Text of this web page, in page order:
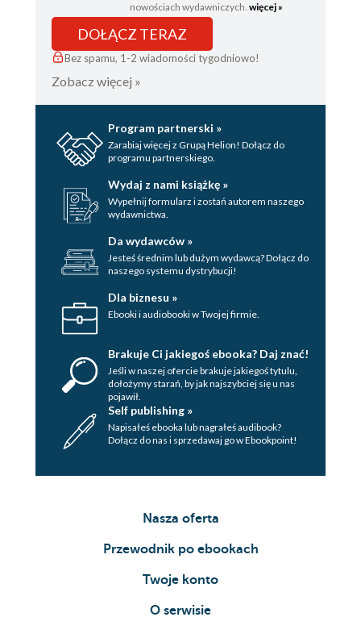
nowościach wydawniczych. więcej »
DOŁĄCZ TERAZ
Bez spamu, 1-2 wiadomości tygodniowo!
Zobacz więcej »
Program partnerski »
Zarabiaj więcej z Grupą Helion! Dołącz do
programu partnerskiego.
Wydaj z nami książkę »
Wypełnij formularz i zostań autorem naszego
wydawnictwa.
Da wydawców »
Jesteś średnim lub dużym wydawcą? Dołącz do
naszego systemu dystrybucji!
Dla biznesu »
Ebooki i audiobooki w Twojej firmie.
Brakuje Ci jakiegoś ebooka? Daj znać!
Jeśli w naszej ofercie brakuje jakiegoś tytulu,
dołożymy starań, by jak najszybciej się u nas
pojawił.
Self publishing »
Napisałeś ebooka lub nagrałeś audibook?
Dołącz do nas i sprzedawaj go w Ebookpoint!
Nasza oferta
Przewodnik po ebookach
Twoje konto
O serwisie